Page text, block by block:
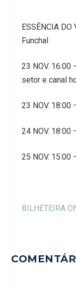
ESSÊNCIA
Funchal
23 NOV.
setor e canal
23 NOV. 18:00
24 NOV. 18:00
25 NOV. 15:00
BILHETEIRA